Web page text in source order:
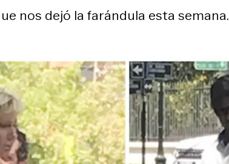
nos dejó la farándula esta semana.